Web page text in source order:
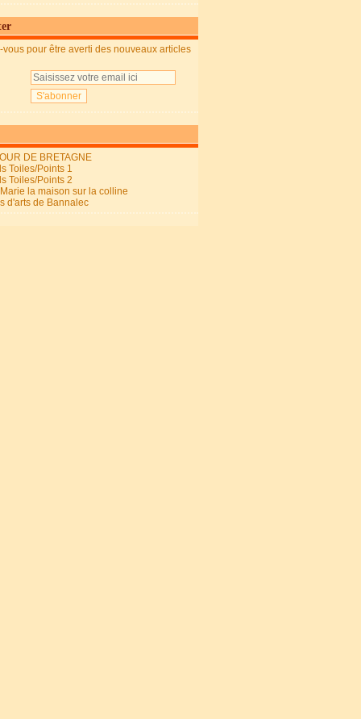
vous pour être averti des nouveaux articles
DE BRETAGNE
Toiles/Points 1
Toiles/Points 2
la maison sur la colline
d'arts de Bannalec